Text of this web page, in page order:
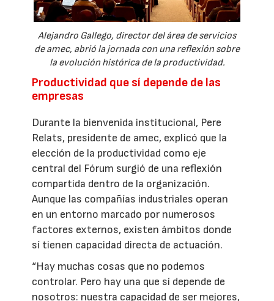
Alejandro Gallego, director del área de servicios
de amec, abrió la jornada con una reflexión sobre
la evolución histórica de la productividad.
Productividad que sí depende de las
empresas
Durante la bienvenida institucional, Pere
Relats, presidente de amec, explicó que la
elección de la productividad como eje
central del Fórum surgió de una reflexión
compartida dentro de la organización.
Aunque las compañías industriales operan
en un entorno marcado por numerosos
factores externos, existen ámbitos donde
sí tienen capacidad directa de actuación.
“Hay muchas cosas que no podemos
controlar. Pero hay una que sí depende de
nosotros: nuestra capacidad de ser mejores,